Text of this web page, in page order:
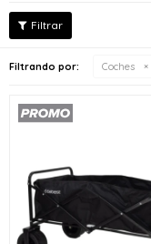
Filtrando por: Coches